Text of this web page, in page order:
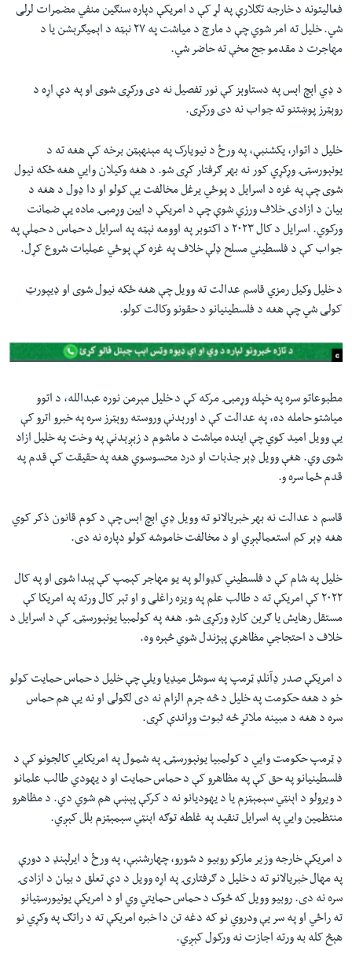
فعالیتونه د خارجه تګلارې په لړ کې د امریکې دپاره سنګین منفي مضمرات لرلی
شي. خلیل ته امر شوي چې د مارچ د میاشت په ۲۷ نېټه د اېميګرېشن یا د
مهاجرت د مقدمو جج مخې ته حاضر شي.
د ډي اېچ اېس په دستاوېز کې نور تفصیل نه دی ورکړی شوی او په دې اړه د
روېټرز پوښتنو ته جواب نه دی ورکړی.
خلیل د اتوار، یکشنبې، په ورځ د نیویارک په مېنهېټن برخه کې هغه ته د
یونېورسټۍ وړکړي کور نه بهر ګرفتار کړی شو. د هغه وکیلان وايي هغه ځکه نیول
شوی چې په غزه د اسرایل د پوځي یرغل مخالفت يې کولو او دا ډول د هغه د
بیان د ازادۍ خلاف ورزي شوې چې د امریکې د ایین وړمبۍ ماده يې ضمانت
ورکوي. اسرایل د کال ۲۰۲۳ د اکتوبر په اوومه نېټه په اسرایل د حماس د حملې په
جواب کې د فلسطیني مسلح ډلې خلاف په غزه کې پوځي عملیات شروع کړل.
د خلیل وکيل رمزي قاسم عدالت ته وویل چې هغه ځکه نیول شوی او ډيپورټ
کولی شي چې هغه د فلسطینیانو د حقونو وکالت کولو.
مطبوعاتو سره په خپله وړمبۍ مرکه کې د خلیل مېرمن نوره عبدالله، د اتوو
میاشتو حامله ده، په عدالت کې د اورېدنې وروسته روېټرز سره په خبرو اترو کې
يې وویل امید کوي چې اینده میاشت د ماشوم د زېږېدنې په وخت په خلیل ازاد
شوی وي. هغې وویل ډېر جذبات او درد محسوسوي هغه په حقیقت کې قدم په
قدم ځما سره و.
قاسم د عدالت نه بهر خبریالانو ته وویل ډي اېچ اېس چې د کوم قانون ذکر کوي
هغه ډېر کم استعمالېږي او د مخالفت خاموشه کولو دپاره نه دی.
خلیل په شام کې د فلسطیني کډوالو په یو مهاجر کېمپ کې پېدا شوی او په کال
۲۰۲۲ کې امریکې ته د طالب علم په ویزه راغلی و او تېر کال ورته په امریکا کې
مستقل رهایش یا ګرین کارډ ورکړی شو. هغه په کولمبیا یونېورسټۍ کې د اسرایل د
خلاف د احتجاجي مظاهرې پېژندل شوي څېره وه.
د امریکې صدر ډآنلډ ټرمپ په سوشل ميډیا ویلي چې خلیل د حماس حمایت کولو
خو د هغه حکومت په خلیل د څه جرم الزام نه دی لګولی او نه یې هم حماس
سره د هغه د مبینه ملاتړ څه ثبوت وړاندې کړی.
ډ ټرمپ حکومت وايي د کولمبیا یونېورسټۍ په شمول په امریکايي کالجونو کې د
فلسطینیانو په حق کې په مظاهرو کې د حماس حمایت او د یهودي طالب علمانو
د ویرولو د اېنټي سېمېټزم یا د یهودیانو نه د کرکې پېښې هم شوي دي. د مظاهرو
منتظمین وايي په اسرایل تنقید په غلطه توګه اېنټي سېمېټزم بلل کېږي.
د امریکې خارجه وزیر مارکو روبیو د شورو، چهارشنبې، په ورځ د ایرلېنډ د دورې
په مهال خبریالانو ته د خلیل د ګرفتارۍ په اړه وویل د دې تعلق د بیان د ازادۍ
سره نه دی. روبيو وویل که څوک د حماس حمایتي وي او د امریکې یونیورسټیانو
ته راځي او په سر يې ودروي نو که دغه تن دا خبره امریکې ته د راتګ په وکړي نو
هېڅ کله به ورته اجازت نه ورکول کېږي.